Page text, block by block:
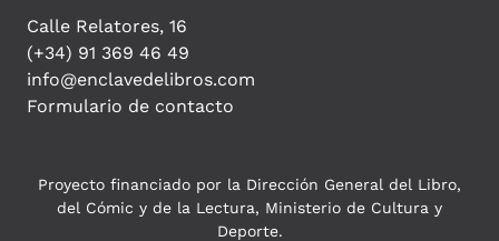
Calle Relatores, 16
(+34) 91 369 46 49
info@enclavedelibros.com
Formulario de contacto
Proyecto financiado por la Dirección General del Libro,
del Cómic y de la Lectura, Ministerio de Cultura y
Deporte.